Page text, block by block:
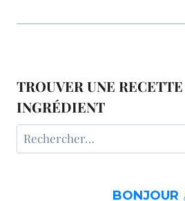
TROUVER UNE
INGRÉDIENT
Rechercher :
BONJOUR